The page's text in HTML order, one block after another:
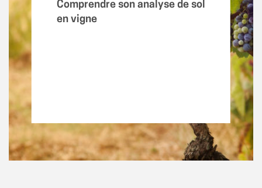
Comprendre son analyse de sol
en vigne